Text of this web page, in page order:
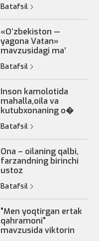
Batafsil
«Oʻzbekiston —
yagona Vatan»
mavzusidagi maʼ
Batafsil
Inson kamolotida
mahalla,oila va
kutubxonaning o�
Batafsil
Ona – oilaning qalbi,
farzandning birinchi
ustoz
Batafsil
"Men yoqtirgan ertak
qahramoni"
mavzusida viktorin